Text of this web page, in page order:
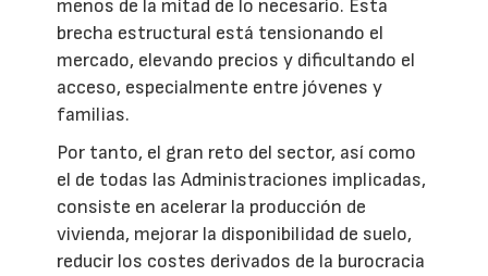
menos de la mitad de lo necesario. Esta
brecha estructural está tensionando el
mercado, elevando precios y dificultando el
acceso, especialmente entre jóvenes y
familias.
Por tanto, el gran reto del sector, así como
el de todas las Administraciones implicadas,
consiste en acelerar la producción de
vivienda, mejorar la disponibilidad de suelo,
reducir los costes derivados de la burocracia